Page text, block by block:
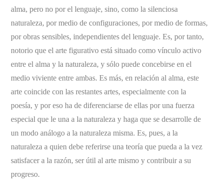
alma, pero no por el lenguaje, sino, como la silenciosa
naturaleza, por medio de configuraciones, por medio de formas,
por obras sensibles, independientes del lenguaje. Es, por tanto,
notorio que el arte figurativo está situado como vínculo activo
entre el alma y la naturaleza, y sólo puede concebirse en el
medio viviente entre ambas. Es más, en relación al alma, este
arte coincide con las restantes artes, especialmente con la
poesía, y por eso ha de diferenciarse de ellas por una fuerza
especial que le una a la naturaleza y haga que se desarrolle de
un modo análogo a la naturaleza misma. Es, pues, a la
naturaleza a quien debe referirse una teoría que pueda a la vez
satisfacer a la razón, ser útil al arte mismo y contribuir a su
progreso.